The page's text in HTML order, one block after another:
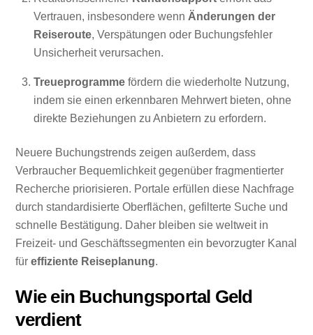
Vertrauen, insbesondere wenn Änderungen der
Reiseroute, Verspätungen oder Buchungsfehler
Unsicherheit verursachen.
Treueprogramme fördern die wiederholte Nutzung,
indem sie einen erkennbaren Mehrwert bieten, ohne
direkte Beziehungen zu Anbietern zu erfordern.
Neuere Buchungstrends zeigen außerdem, dass
Verbraucher Bequemlichkeit gegenüber fragmentierter
Recherche priorisieren. Portale erfüllen diese Nachfrage
durch standardisierte Oberflächen, gefilterte Suche und
schnelle Bestätigung. Daher bleiben sie weltweit in
Freizeit- und Geschäftssegmenten ein bevorzugter Kanal
füreffiziente Reiseplanung.
Wie ein Buchungsportal Geld
verdient